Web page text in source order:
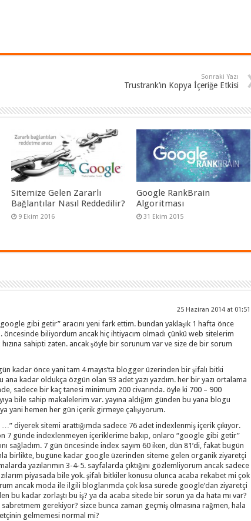
Sonraki Yazı
Trustrank’ın Kopya İçeriğe Etkisi
Sitemize Gelen Zararlı
Bağlantılar Nasıl Reddedilir?
9 Ekim 2016
Google RankBrain
Algoritması
31 Ekim 2015
25 Haziran 2014 at 01:51
gibi getir” aracını yeni fark ettim. bundan yaklaşık 1 hafta önce
öncesinde biliyordum ancak hiç ihtiyacım olmadı çünkü web sitelerim
sahipti zaten. ancak şöyle bir sorunum var ve size de bir sorum
kadar önce yani tam 4 mayıs’ta blogger üzerinden bir şifalı bitki
ana kadar oldukça özgün olan 93 adet yazı yazdım. her bir yazı ortalama
sadece bir kaç tanesi minimum 200 civarında. öyle ki 700 – 900
bile sahip makalelerim var. yayına aldığım günden bu yana blogu
yani hemen her gün içerik girmeye çalışıyorum.
…” diyerek sitemi arattığımda sadece 76 adet indexlenmiş içerik çıkıyor.
7 günde indexlenmeyen içeriklerime bakıp, onlaro “google gibi getir”
sağladım. 7 gün öncesinde index sayım 60 iken, dün 81’di, fakat bugün
birlikte, bugüne kadar google üzerinden siteme gelen organik ziyaretçi
yazılarımın 3-4-5. sayfalarda çıktığını gözlemliyorum ancak sadece
piyasada bile yok. şifalı bitkiler konusu olunca acaba rekabet mi çok
ancak moda ile ilgili bloglarımda çok kısa sürede google’dan ziyaretçi
bu kadar zorlaştı bu iş? ya da acaba sitede bir sorun ya da hata mı var?
gerekiyor? sizce bunca zaman geçmiş olmasına rağmen, hala
gelmemesi normal mi?